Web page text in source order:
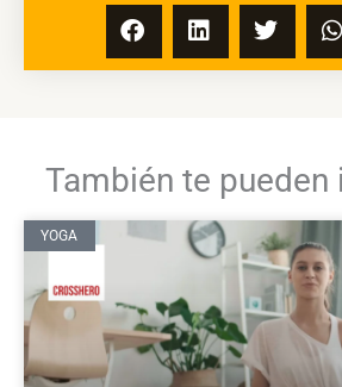
También te pueden
YOGA